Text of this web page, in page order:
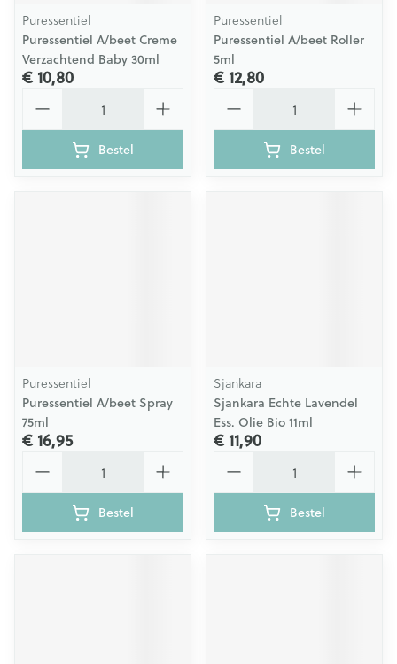
Puressentiel
Puressentiel A/beet Creme
Verzachtend Baby 30ml
€ 10,80
Bestel
Puressentiel
Puressentiel A/beet Roller
5ml
€ 12,80
Bestel
Puressentiel
Puressentiel A/beet Spray
75ml
€ 16,95
Bestel
Sjankara
Sjankara Echte Lavendel
Ess. Olie Bio 11ml
€ 11,90
Bestel